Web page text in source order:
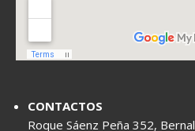
CONTACTOS
Roque Sáenz Peña 352, Bernal